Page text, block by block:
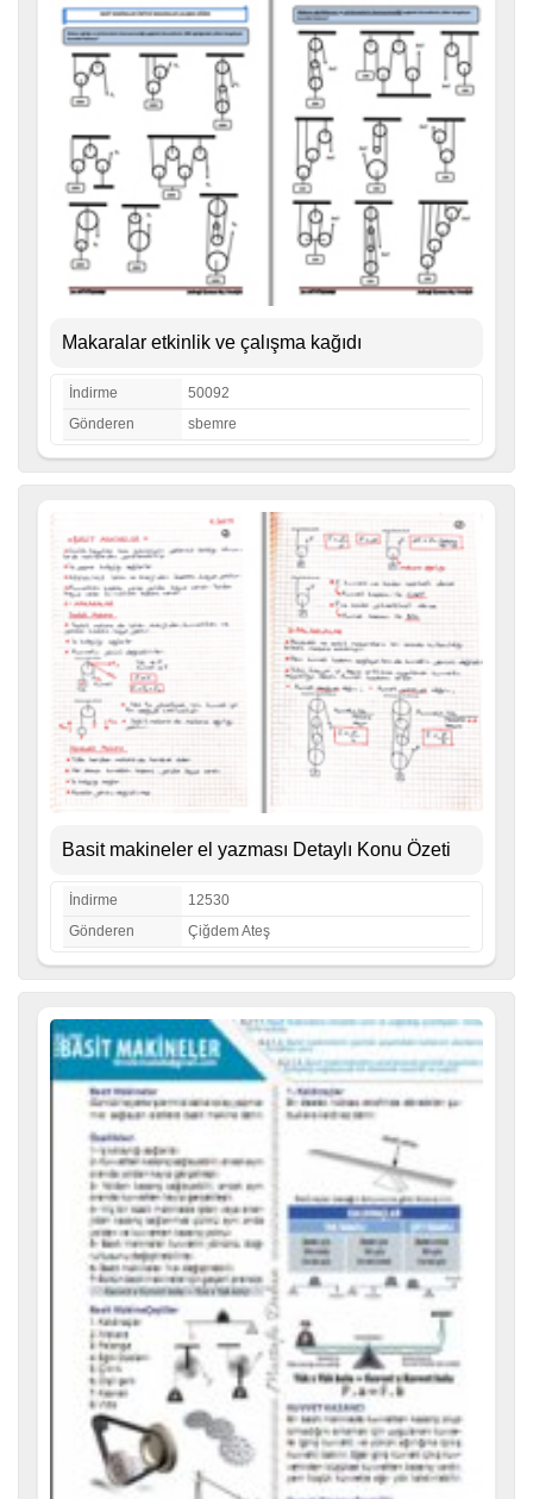
Makaralar etkinlik ve çalışma kağıdı
İndirme
50092
Gönderen
sbemre
Basit makineler el yazması Detaylı Konu Özeti
İndirme
12530
Gönderen
Çiğdem Ateş